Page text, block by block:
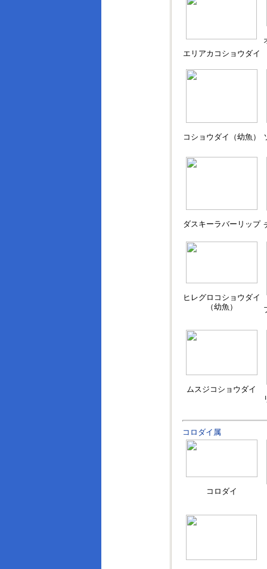
エリアカコショウダイ
コショウダイ（幼魚）
ダスキーラバーリップ
ヒレグロコショウダイ
（幼魚）
ムスジコショウダイ
コロダイ属
コロダイ